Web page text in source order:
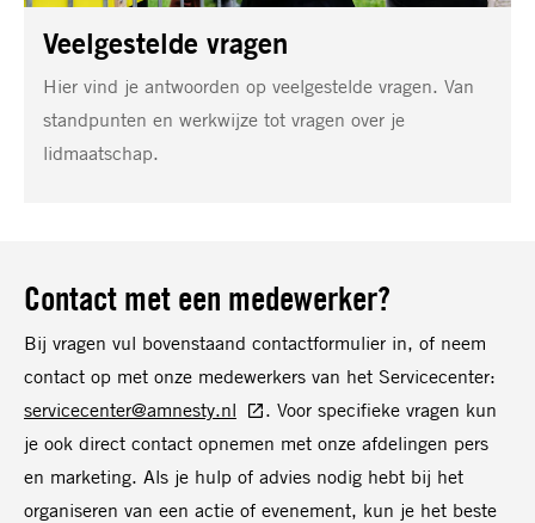
Veelgestelde vragen
Hier vind je antwoorden op veelgestelde vragen. Van
standpunten en werkwijze tot vragen over je
lidmaatschap.
Contact met een medewerker?
Bij vragen vul bovenstaand contactformulier in, of neem
contact op met onze medewerkers van het Servicecenter:
servicecenter@amnesty.nl
. Voor specifieke vragen kun
je ook direct contact opnemen met onze afdelingen pers
en marketing. Als je hulp of advies nodig hebt bij het
organiseren van een actie of evenement, kun je het beste